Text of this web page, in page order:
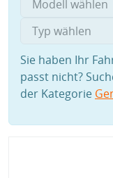
Sie haben Ihr
passt nicht?
der Kategorie